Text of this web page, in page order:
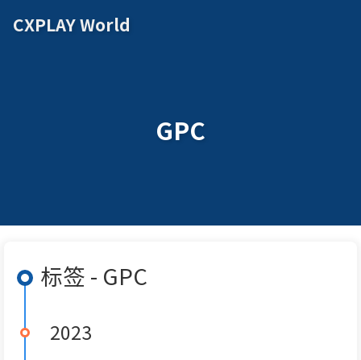
CXPLAY World
GPC
标签 - GPC
2023